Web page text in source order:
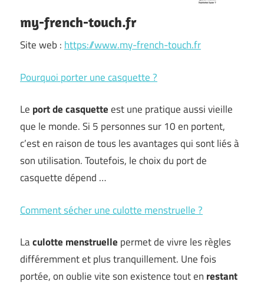
my-french-touch.fr
Site web :https://www.my-french-touch.fr
Pourquoi porter une casquette ?
Le port de casquetteest une pratique aussi vieille
que le monde. Si 5 personnes sur 10 en portent,
c’est en raison de tous les avantages qui sont liés à
son utilisation. Toutefois, le choix du port de
casquette dépend …
Comment sécher une culotte menstruelle ?
Laculotte menstruelle permet de vivre les règles
différemment et plus tranquillement. Une fois
portée, on oublie vite son existence tout en restant